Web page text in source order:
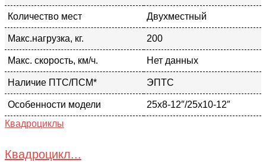
Количество мест Двухместный
Макс.нагрузка, кг. 200
Макс. скорость, км/ч. Нет данных
Наличие ПТС/ПСМ* ЭПТС
Особенности модели
25х8-12″/25х10-12″
Квадроциклы
Квадроцикл...